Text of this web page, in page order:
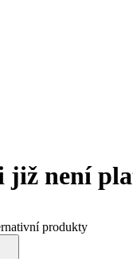
již není
produkty